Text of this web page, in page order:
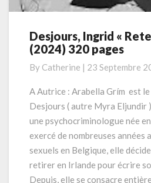
Desjours,
Ingrid
Retenir
l’hiver »
320
pages
Desjours, Ingrid «
(2024) 320 pages
By Catherine | 23 Septembre
A Autrice : Arabella Grím est le
Desjours ( autre Myra Eljundir
une psychocriminologue née
exercé de nombreuses années
sexuels en Belgique, elle
retirer en Irlande pour écrire
Depuis, elle se consacre